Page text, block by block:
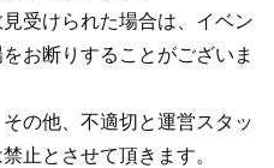
受けられた場合は、イベン
お断りすることがございま
の他、不適切と運営スタッ
止とさせて頂きます。